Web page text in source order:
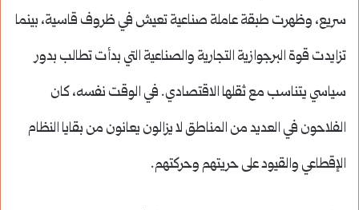
سريع، وظهرت طبقة عاملة صناعية تعيش في ظروف قاسية، بينما
تزايدت قوة البرجوازية التجارية والصناعية التي بدأت تطالب بدور
سياسي يتناسب مع ثقلها الاقتصادي. في الوقت نفسه، كان
الفلاحون في العديد من المناطق لا يزالون يعانون من بقايا النظام
الإقطاعي والقيود على حريتهم وحركتهم.